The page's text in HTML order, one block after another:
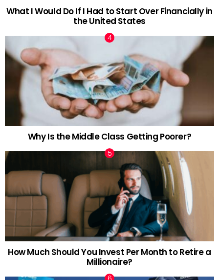
What I Would Do If I Had to Start Over Financially in
the United States
Why Is the Middle Class Getting Poorer?
How Much Should You Invest Per Month to Retire a
Millionaire?